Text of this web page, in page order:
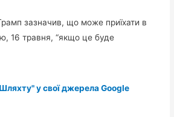
зазначив, що може приїхати в
16 травня, “якщо це буде
у свої джерела Google